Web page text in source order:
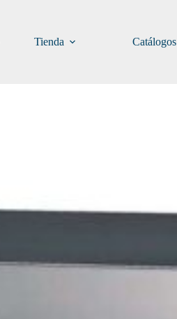
Tienda Catálogos